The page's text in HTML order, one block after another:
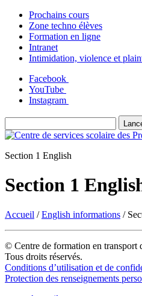
Prochains cours
Zone techno élèves
Formation en ligne
Intranet
Intimidation, violence et
Facebook
YouTube
Instagram
Section 1 English
Section 1
Accueil /English informations /
© Centre de formation en transport
Tous droits réservés.
Conditions d’utilisation et de
Protection des renseignements